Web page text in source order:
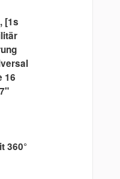
[1s
16
360°